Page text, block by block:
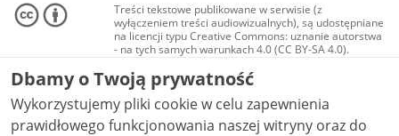
Treści tekstowe publikowane w serwisie (z
wyłączeniem treści audiowizualnych), są udostępniane
na licencji typu Creative Commons: uznanie autorstwa
- na tych samych warunkach 4.0 (CC BY-SA 4.0).
Materiały audiowizualne, w tym zdjęcia, materiały
audio i wideo, są udostępniane na licencji typu
Creative Commons: uznanie autorstwa użycie
niekomercyjne - bez utworów zależnych 4.0 (CC BY-
NC-ND 4.0), o ile nie jest to stwierdzone inaczej.
Dbamy o Twoją prywatność
Wykorzystujemy pliki cookie w celu zapewnienia
prawidłowego funkcjonowania naszej witryny oraz do